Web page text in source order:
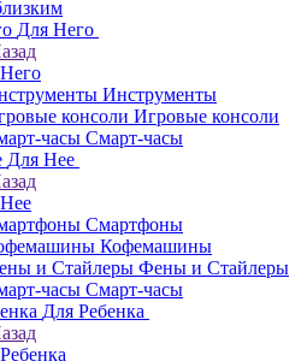
Для Него
Инструменты
Игровые консоли
Смарт-часы
Для Нее
Смартфоны
Кофемашины
Фены и Стайлеры
Смарт-часы
Для Ребенка